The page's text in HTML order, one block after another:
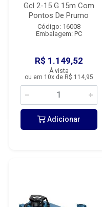
Gcl 2-15 G 15m Com
Pontos De Prumo
Código: 16008
Embalagem: PC
R$ 1.149,52
À vista
ou em 10x de R$ 114,95
Adicionar